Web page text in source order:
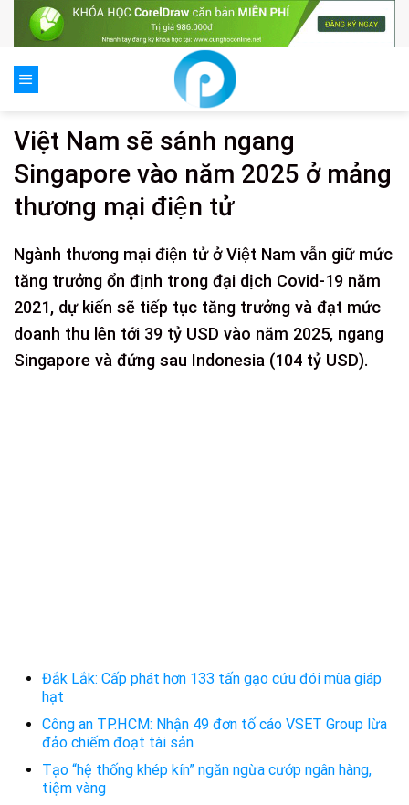
Việt Nam sẽ sánh ngang
Singapore vào năm 2025 ở mảng
thương mại điện tử
Ngành thương mại điện tử ở Việt Nam vẫn giữ mức
tăng trưởng ổn định trong đại dịch Covid-19 năm
2021, dự kiến sẽ tiếp tục tăng trưởng và đạt mức
doanh thu lên tới 39 tỷ USD vào năm 2025, ngang
Singapore và đứng sau Indonesia (104 tỷ USD).
Đắk Lắk: Cấp phát hơn 133 tấn gạo cứu đói mùa giáp
hạt
Công an TP.HCM: Nhận 49 đơn tố cáo VSET Group lừa
đảo chiếm đoạt tài sản
Tạo “hệ thống khép kín” ngăn ngừa cướp ngân hàng,
tiệm vàng